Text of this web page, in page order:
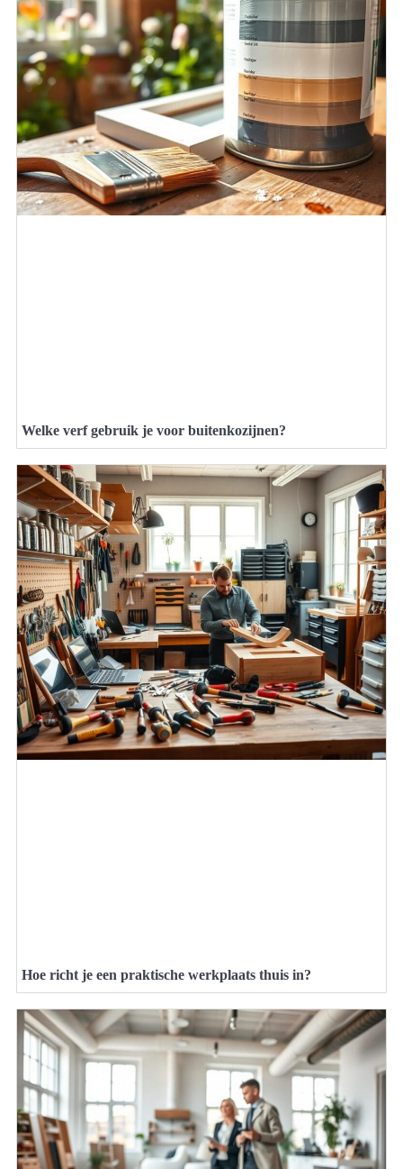
Welke verf gebruik je voor buitenkozijnen?
Hoe richt je een praktische werkplaats thuis in?